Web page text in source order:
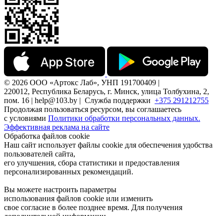
© 2026 ООО «Артокс Лаб», УНП 191700409 |
220012, Республика Беларусь, г. Минск, улица Толбухина, 2,
пом. 16 | help@103.by | Служба поддержки +375 291212755
Продолжая пользоваться ресурсом, вы соглашаетесь
с условиями Политики обработки персональных данных.
Эффективная реклама на сайте
Обработка файлов cookie
Наш сайт использует файлы cookie для обеспечения удобства
пользователей сайта,
его улучшения, сбора статистики и предоставления
персонализированных рекомендаций.
Вы можете настроить параметры
использования файлов cookie или изменить
свое согласие в более позднее время. Для получения